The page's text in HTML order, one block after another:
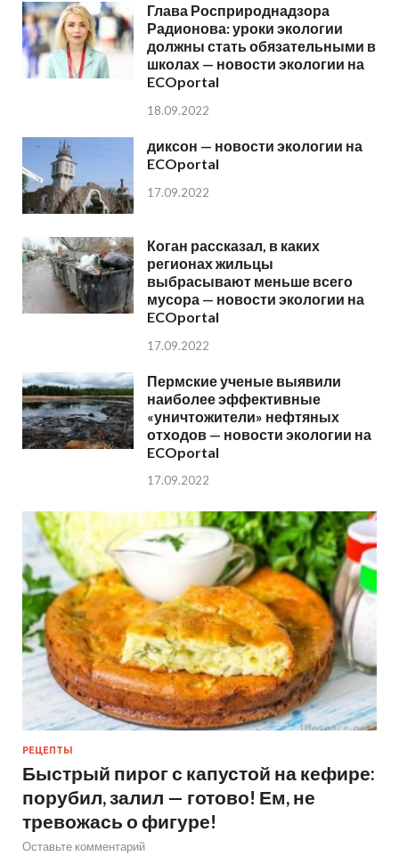
Глава Росприроднадзора
Радионова: уроки экологии
должны стать обязательными в
школах — новости экологии на
ECOportal
18.09.2022
диксон — новости экологии на
ECOportal
17.09.2022
Коган рассказал, в каких
регионах жильцы
выбрасывают меньше всего
мусора — новости экологии на
ECOportal
17.09.2022
Пермские ученые выявили
наиболее эффективные
«уничтожители» нефтяных
отходов — новости экологии на
ECOportal
17.09.2022
РЕЦЕПТЫ
Быстрый пирог с капустой на кефире:
порубил, залил — готово! Ем, не
тревожась о фигуре!
Оставьте комментарий